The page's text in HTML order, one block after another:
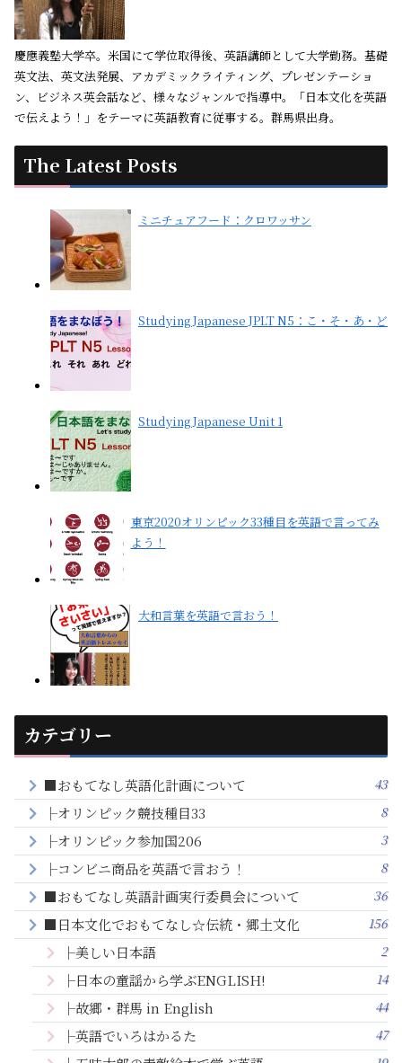
慶應義塾大学卒。米国にて学位取得後、英語講師として大学勤務。基礎
英文法、英文法発展、アカデミックライティング、プレゼンテーショ
ン、ビジネス英会話など、様々なジャンルで指導中。「日本文化を英語
で伝えよう！」をテーマに英語教育に従事する。群馬県出身。
The Latest Posts
ミニチュアフード：クロワッサン
Studying Japanese JPLT N5：こ・そ・あ・ど
Studying Japanese Unit 1
東京2020オリンピック33種目を英語で言ってみ
よう！
大和言葉を英語で言おう！
カテゴリー
■おもてなし英語化計画について 43
├オリンピック競技種目33 8
├オリンピック参加国206 3
├コンビニ商品を英語で言おう！ 8
■おもてなし英語計画実行委員会について 36
■日本文化でおもてなし☆伝統・郷土文化 156
├美しい日本語 2
├日本の童謡から学ぶENGLISH! 14
├故郷・群馬 in English 44
├英語でいろはかるた 47